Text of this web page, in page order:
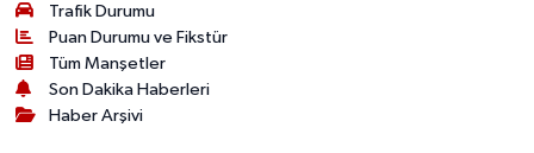
Trafik Durumu
Puan Durumu ve Fikstür
Tüm Manşetler
Son Dakika Haberleri
Haber Arşivi